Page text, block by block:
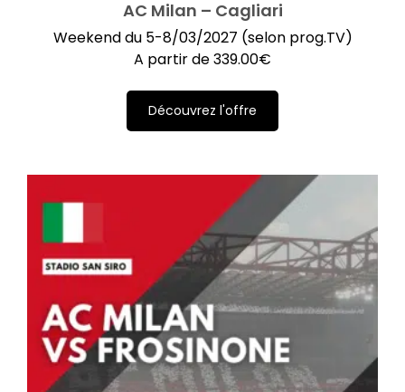
AC Milan – Cagliari
Weekend du 5-8/03/2027 (selon prog.TV)
A partir de339.00€
Découvrez l'offre